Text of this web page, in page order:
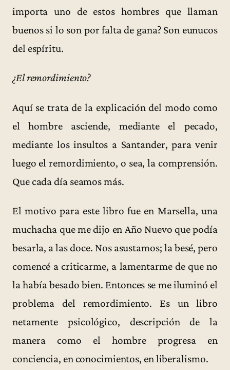
importa uno de estos hombres que llaman
buenos si lo son por falta de gana? Son eunucos
del espíritu.
¿El remordimiento?
Aquí se trata de la explicación del modo como
el hombre asciende, mediante el pecado,
mediante los insultos a Santander, para venir
luego el remordimiento, o sea, la comprensión.
Que cada día seamos más.
El motivo para este libro fue en Marsella, una
muchacha que me dijo en Año Nuevo que podía
besarla, a las doce. Nos asustamos; la besé, pero
comencé a criticarme, a lamentarme de que no
la había besado bien. Entonces se me iluminó el
problema del remordimiento. Es un libro
netamente psicológico, descripción de la
manera como el hombre progresa en
conciencia, en conocimientos, en liberalismo.